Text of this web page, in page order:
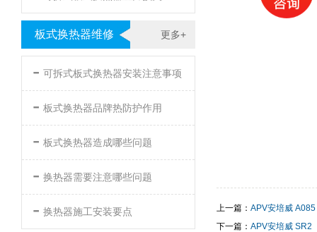
更多+
板式换热器维修
- 可拆式板式换热器安装注意事项
- 板式换热器品牌热防护作用
- 板式换热器造成哪些问题
- 换热器需要注意哪些问题
- 换热器施工安装要点 上一篇： APV安培威 A085
下一篇： APV安培威 SR2